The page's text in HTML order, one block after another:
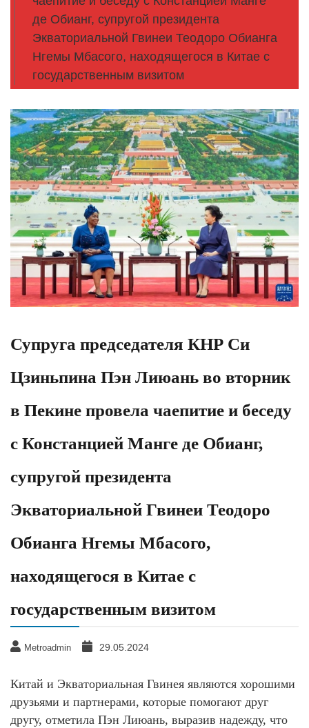
де Обианг, супругой президента
Экваториальной Гвинеи Теодоро Обианга
Нгемы Мбасого, находящегося в Китае с
государственным визитом
Супруга председателя КНР Си
Цзиньпина Пэн Лиюань во вторник
в Пекине провела чаепитие и беседу
с Констанцией Манге де Обианг,
супругой президента
Экваториальной Гвинеи Теодоро
Обианга Нгемы Мбасого,
находящегося в Китае с
государственным визитом
Metroadmin 29.05.2024
Китай и Экваториальная Гвинея являются хорошими
друзьями и партнерами, которые помогают друг
другу, отметила Пэн Лиюань, выразив надежду, что